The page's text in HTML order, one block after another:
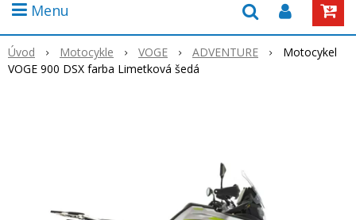
Menu
Úvod Motocykle VOGE ADVENTURE
Motocykel
VOGE 900 DSX farba Limetková šedá